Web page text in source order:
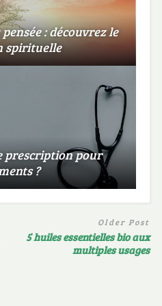
: découvrez le
spirituelle
prescription pour
?
Older Post
5 huiles essentielles bio aux
multiples usages